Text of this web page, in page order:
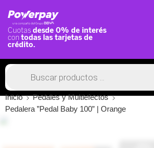
Inicio
Pedales y Multiefectos
Pedalera ”Pedal Baby 100” | Orange